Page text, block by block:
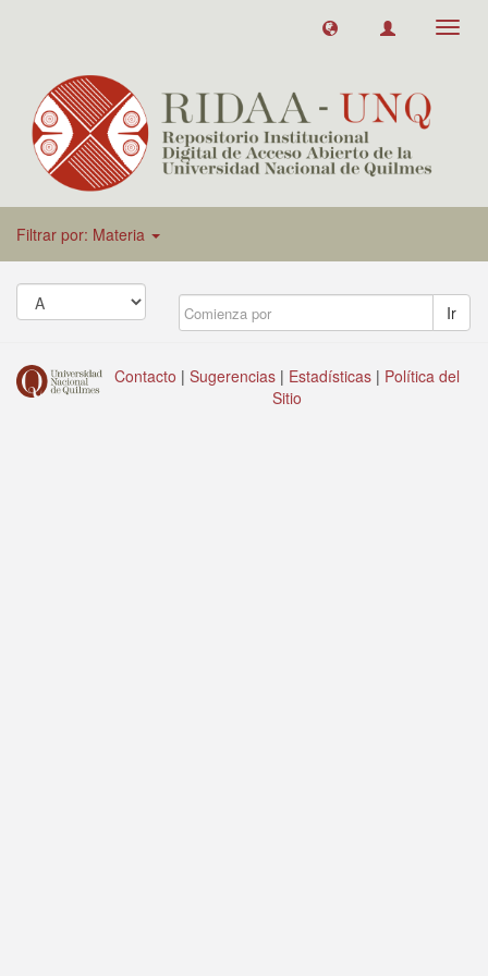
Filtrar por: Materia
Ir
Contacto | Sugerencias | Estadísticas | Política del
Sitio